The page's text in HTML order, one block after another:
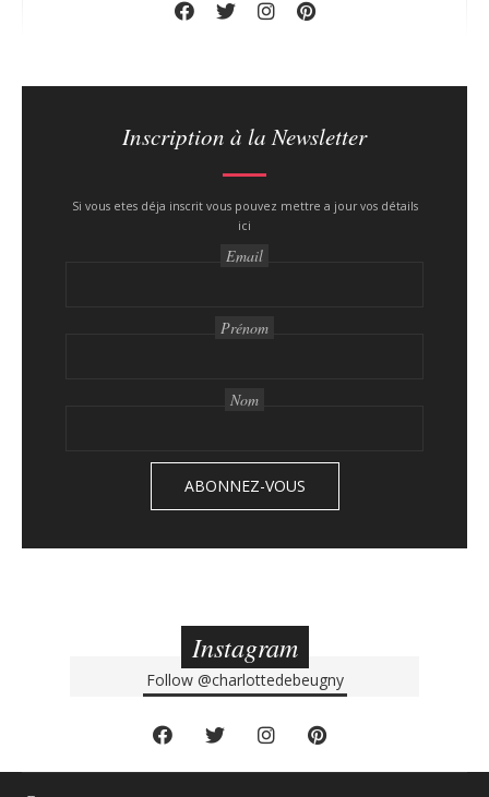
Inscription à la Newsletter
Si vous etes déja inscrit vous pouvez mettre a jour vos détails
ici
Email
Prénom
Nom
Instagram
Follow @charlottedebeugny